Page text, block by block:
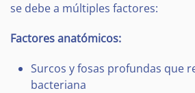
se debe a múltiples factores:
Factores anatómicos:
Surcos y fosas profundas que
bacteriana